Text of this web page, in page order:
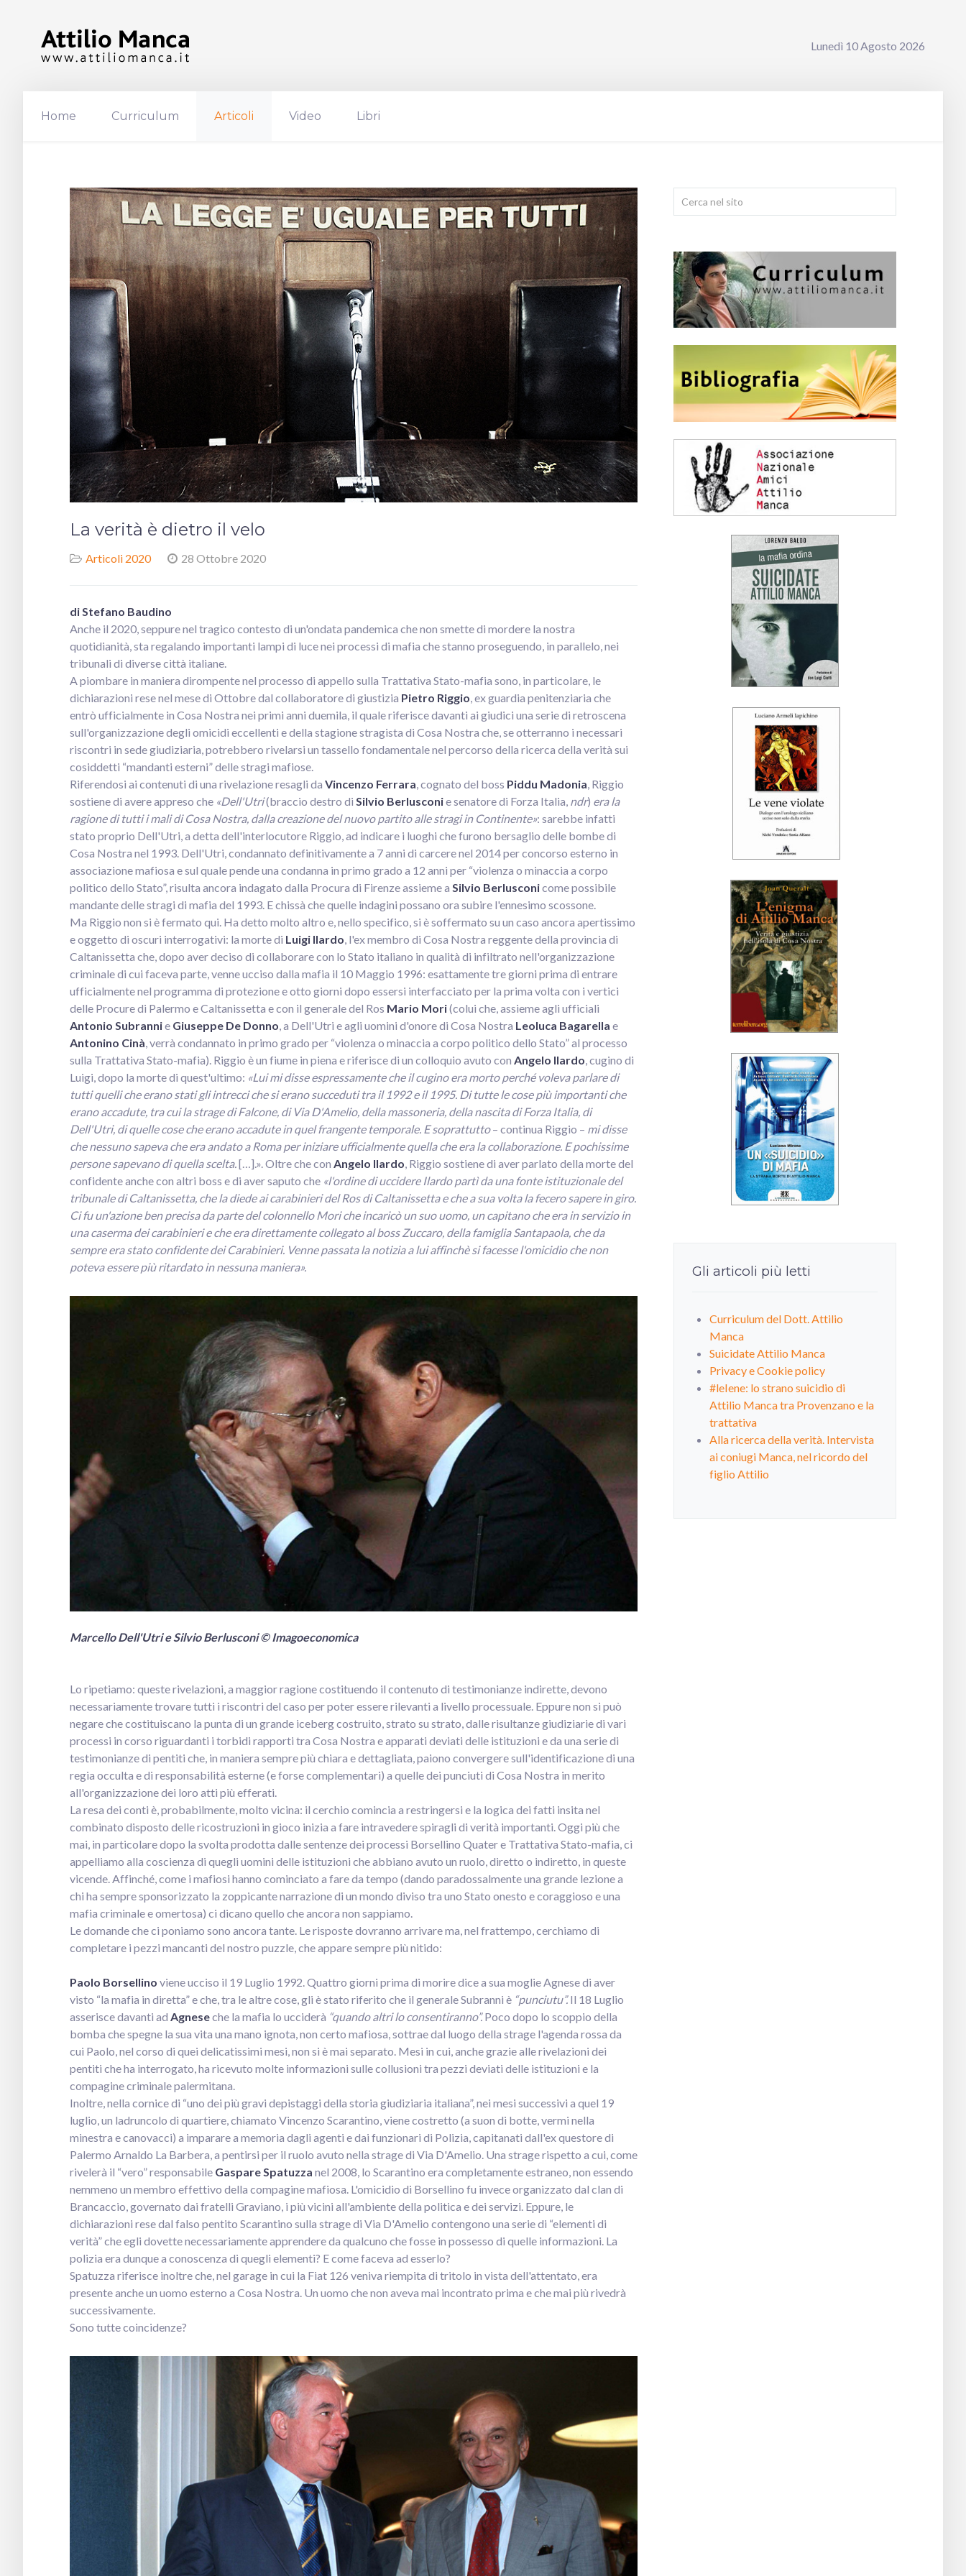
Lunedì 10 Agosto 2026
Home Curriculum Articoli Video Libri
La verità è dietro il velo
Articoli 2020 28 Ottobre 2020
di Stefano Baudino
Anche il 2020, seppure nel tragico contesto di un'ondata pandemica che non smette di mordere la nostra
quotidianità, sta regalando importanti lampi di luce nei processi di mafia che stanno proseguendo, in parallelo, nei
tribunali di diverse città italiane.
A piombare in maniera dirompente nel processo di appello sulla Trattativa Stato-mafia sono, in particolare, le
dichiarazioni rese nel mese di Ottobre dal collaboratore di giustizia Pietro Riggio, ex guardia penitenziaria che
entrò ufficialmente in Cosa Nostra nei primi anni duemila, il quale riferisce davanti ai giudici una serie di retroscena
sull'organizzazione degli omicidi eccellenti e della stagione stragista di Cosa Nostra che, se otterranno i necessari
riscontri in sede giudiziaria, potrebbero rivelarsi un tassello fondamentale nel percorso della ricerca della verità sui
cosiddetti “mandanti esterni” delle stragi mafiose.
Riferendosi ai contenuti di una rivelazione resagli da Vincenzo Ferrara, cognato del boss Piddu Madonia, Riggio
sostiene di avere appreso che «Dell'Utri(braccio destro di Silvio Berlusconie senatore di Forza Italia, ndr) era la
ragione di tutti i mali di Cosa Nostra, dalla creazione del nuovo partito alle stragi in Continente»: sarebbe infatti
stato proprio Dell'Utri, a detta dell'interlocutore Riggio, ad indicare i luoghi che furono bersaglio delle bombe di
Cosa Nostra nel 1993. Dell'Utri, condannato definitivamente a 7 anni di carcere nel 2014 per concorso esterno in
associazione mafiosa e sul quale pende una condanna in primo grado a 12 anni per “violenza o minaccia a corpo
politico dello Stato”, risulta ancora indagato dalla Procura di Firenze assieme a Silvio Berlusconicome possibile
mandante delle stragi di mafia del 1993. E chissà che quelle indagini possano ora subire l'ennesimo scossone.
Ma Riggio non si è fermato qui. Ha detto molto altro e, nello specifico, si è soffermato su un caso ancora apertissimo
e oggetto di oscuri interrogativi: la morte di Luigi Ilardo, l'ex membro di Cosa Nostra reggente della provincia di
Caltanissetta che, dopo aver deciso di collaborare con lo Stato italiano in qualità di infiltrato nell'organizzazione
criminale di cui faceva parte, venne ucciso dalla mafia il 10 Maggio 1996: esattamente tre giorni prima di entrare
ufficialmente nel programma di protezione e otto giorni dopo essersi interfacciato per la prima volta con i vertici
delle Procure di Palermo e Caltanissetta e con il generale del Ros Mario Mori(colui che, assieme agli ufficiali
Antonio Subrannie Giuseppe De Donno, a Dell'Utri e agli uomini d'onore di Cosa Nostra Leoluca Bagarella e
Antonino Cinà, verrà condannato in primo grado per “violenza o minaccia a corpo politico dello Stato” al processo
sulla Trattativa Stato-mafia). Riggio è un fiume in piena e riferisce di un colloquio avuto con Angelo Ilardo, cugino di
Luigi, dopo la morte di quest'ultimo: «Lui mi disse espressamente che il cugino era morto perché voleva parlare di
tutti quelli che erano stati gli intrecci che si erano succeduti tra il 1992 e il 1995. Di tutte le cose più importanti che
erano accadute, tra cui la strage di Falcone, di Via D'Amelio, della massoneria, della nascita di Forza Italia, di
Dell'Utri, di quelle cose che erano accadute in quel frangente temporale. E soprattutto– continua Riggio – mi disse
che nessuno sapeva che era andato a Roma per iniziare ufficialmente quella che era la collaborazione. E pochissime
persone sapevano di quella scelta.[…].». Oltre che con Angelo Ilardo, Riggio sostiene di aver parlato della morte del
confidente anche con altri boss e di aver saputo che «l'ordine di uccidere Ilardo partì da una fonte istituzionale del
tribunale di Caltanissetta, che la diede ai carabinieri del Ros di Caltanissetta e che a sua volta la fecero sapere in giro.
Ci fu un'azione ben precisa da parte del colonnello Mori che incaricò un suo uomo, un capitano che era in servizio in
una caserma dei carabinieri e che era direttamente collegato al boss Zuccaro, della famiglia Santapaola, che da
sempre era stato confidente dei Carabinieri. Venne passata la notizia a lui affinchè si facesse l'omicidio che non
poteva essere più ritardato in nessuna maniera».
Marcello Dell'Utri e Silvio Berlusconi© Imagoeconomica
Lo ripetiamo: queste rivelazioni, a maggior ragione costituendo il contenuto di testimonianze indirette, devono
necessariamente trovare tutti i riscontri del caso per poter essere rilevanti a livello processuale. Eppure non si può
negare che costituiscano la punta di un grande iceberg costruito, strato su strato, dalle risultanze giudiziarie di vari
processi in corso riguardanti i torbidi rapporti tra Cosa Nostra e apparati deviati delle istituzioni e da una serie di
testimonianze di pentiti che, in maniera sempre più chiara e dettagliata, paiono convergere sull'identificazione di una
regia occulta e di responsabilità esterne (e forse complementari) a quelle dei punciuti di Cosa Nostra in merito
all'organizzazione dei loro atti più efferati.
La resa dei conti è, probabilmente, molto vicina: il cerchio comincia a restringersi e la logica dei fatti insita nel
combinato disposto delle ricostruzioni in gioco inizia a fare intravedere spiragli di verità importanti. Oggi più che
mai, in particolare dopo la svolta prodotta dalle sentenze dei processi Borsellino Quater e Trattativa Stato-mafia, ci
appelliamo alla coscienza di quegli uomini delle istituzioni che abbiano avuto un ruolo, diretto o indiretto, in queste
vicende. Affinché, come i mafiosi hanno cominciato a fare da tempo (dando paradossalmente una grande lezione a
chi ha sempre sponsorizzato la zoppicante narrazione di un mondo diviso tra uno Stato onesto e coraggioso e una
mafia criminale e omertosa) ci dicano quello che ancora non sappiamo.
Le domande che ci poniamo sono ancora tante. Le risposte dovranno arrivare ma, nel frattempo, cerchiamo di
completare i pezzi mancanti del nostro puzzle, che appare sempre più nitido:
Paolo Borsellino viene ucciso il 19 Luglio 1992. Quattro giorni prima di morire dice a sua moglie Agnese di aver
visto “la mafia in diretta” e che, tra le altre cose, gli è stato riferito che il generale Subranni è “punciutu”.Il 18 Luglio
asserisce davanti ad Agneseche la mafia lo ucciderà “quando altri lo consentiranno”.Poco dopo lo scoppio della
bomba che spegne la sua vita una mano ignota, non certo mafiosa, sottrae dal luogo della strage l'agenda rossa da
cui Paolo, nel corso di quei delicatissimi mesi, non si è mai separato. Mesi in cui, anche grazie alle rivelazioni dei
pentiti che ha interrogato, ha ricevuto molte informazioni sulle collusioni tra pezzi deviati delle istituzioni e la
compagine criminale palermitana.
Inoltre, nella cornice di “uno dei più gravi depistaggi della storia giudiziaria italiana”, nei mesi successivi a quel 19
luglio, un ladruncolo di quartiere, chiamato Vincenzo Scarantino, viene costretto (a suon di botte, vermi nella
minestra e canovacci) a imparare a memoria dagli agenti e dai funzionari di Polizia, capitanati dall'ex questore di
Palermo Arnaldo La Barbera, a pentirsi per il ruolo avuto nella strage di Via D'Amelio. Una strage rispetto a cui, come
rivelerà il “vero” responsabile Gaspare Spatuzza nel 2008, lo Scarantino era completamente estraneo, non essendo
nemmeno un membro effettivo della compagine mafiosa. L'omicidio di Borsellino fu invece organizzato dal clan di
Brancaccio, governato dai fratelli Graviano, i più vicini all'ambiente della politica e dei servizi. Eppure, le
dichiarazioni rese dal falso pentito Scarantino sulla strage di Via D'Amelio contengono una serie di “elementi di
verità” che egli dovette necessariamente apprendere da qualcuno che fosse in possesso di quelle informazioni. La
polizia era dunque a conoscenza di quegli elementi? E come faceva ad esserlo?
Spatuzza riferisce inoltre che, nel garage in cui la Fiat 126 veniva riempita di tritolo in vista dell'attentato, era
presente anche un uomo esterno a Cosa Nostra. Un uomo che non aveva mai incontrato prima e che mai più rivedrà
successivamente.
Sono tutte coincidenze?
Cerca...
Gli articoli più letti
Curriculum del Dott. Attilio
Manca
Suicidate Attilio Manca
Privacy e Cookie policy
#leIene: lo strano suicidio di
Attilio Manca tra Provenzano e la
trattativa
Alla ricerca della verità. Intervista
ai coniugi Manca, nel ricordo del
figlio Attilio